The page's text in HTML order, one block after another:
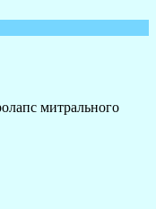
митрального